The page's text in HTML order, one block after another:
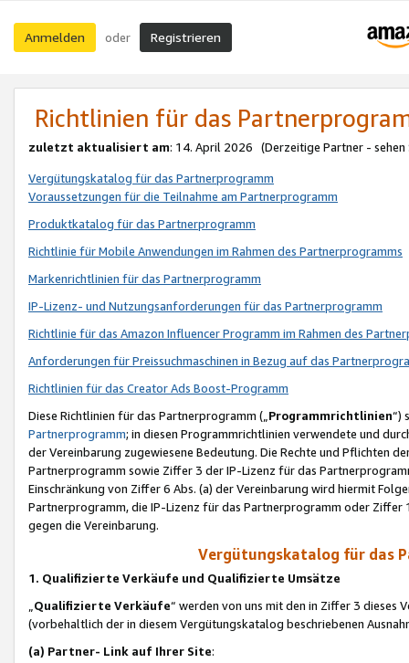
Anmelden oder Registrieren
Richtlinien für das
zuletzt aktualisiert am: 14. April 2026 (Derzeitige Partner - sehen
Vergütungskatalog für das Partnerprogramm
Voraussetzungen für die Teilnahme am Partnerprogramm
Produktkatalog für das Partnerprogramm
Richtlinie für Mobile Anwendungen im Rahmen des Partnerprogramms
Markenrichtlinien für das Partnerprogramm
IP-Lizenz- und Nutzungsanforderungen für das Partnerprogramm
Richtlinie für das Amazon Influencer Programm im Rahmen des
Anforderungen für Preissuchmaschinen in Bezug auf das
Richtlinien für das Creator Ads Boost-Programm
Diese Richtlinien für das Partnerprogramm („Programmrichtlinien“)
Partnerprogramm; in diesen Programmrichtlinien verwendete und
der Vereinbarung zugewiesene Bedeutung. Die Rechte und Pflichten
Partnerprogramm sowie Ziffer 3 der IP-Lizenz für das
Einschränkung von Ziffer 6 Abs. (a) der Vereinbarung wird hiermit
Partnerprogramm, die IP-Lizenz für das Partnerprogramm oder
gegen die Vereinbarung.
Vergütungskatalog für das
1. Qualifizierte Verkäufe und Qualifizierte Umsätze
Qualifizierte Verkäufe“ werden von uns mit den in Ziffer 3
(vorbehaltlich der in diesem Vergütungskatalog beschriebenen
(a) Partner- Link auf Ihrer Site: